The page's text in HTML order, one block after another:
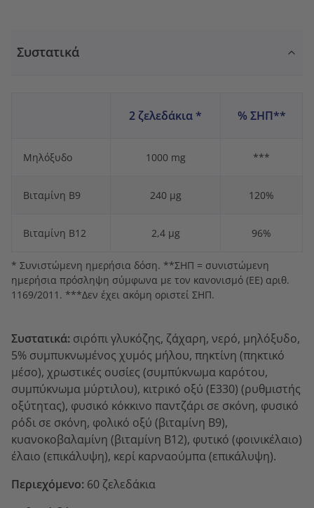
Συστατικά
2 ζελεδάκια * % ΣΗΠ**
Μηλόξυδο 1000 mg ***
Βιταμίνη Β9 240 μg 120%
Βιταμίνη Β12 2,4 μg 96%
* Συνιστώμενη ημερήσια δόση. **ΣΗΠ = συνιστώμενη
ημερήσια πρόσληψη σύμφωνα με τον κανονισμό (ΕΕ) αριθ.
1169/2011. ***Δεν έχει ακόμη οριστεί ΣΗΠ.
Συστατικά: σιρόπι γλυκόζης, ζάχαρη, νερό, μηλόξυδο,
5% συμπυκνωμένος χυμός μήλου, πηκτίνη (πηκτικό
μέσο), χρωστικές ουσίες (συμπύκνωμα καρότου,
συμπύκνωμα μύρτιλου), κιτρικό οξύ (E330) (ρυθμιστής
οξύτητας), φυσικό κόκκινο παντζάρι σε σκόνη, φυσικό
ρόδι σε σκόνη, φολικό οξύ (βιταμίνη Β9),
κυανοκοβαλαμίνη (βιταμίνη Β12), φυτικό (φοινικέλαιο)
έλαιο (επικάλυψη), κερί καρναούμπα (επικάλυψη).
Περιεχόμενο: 60 ζελεδάκια